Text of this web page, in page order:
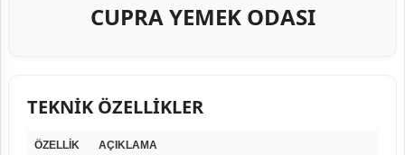
CUPRA YEMEK ODASI
TEKNİK ÖZELLİKLER
ÖZELLİK AÇIKLAMA